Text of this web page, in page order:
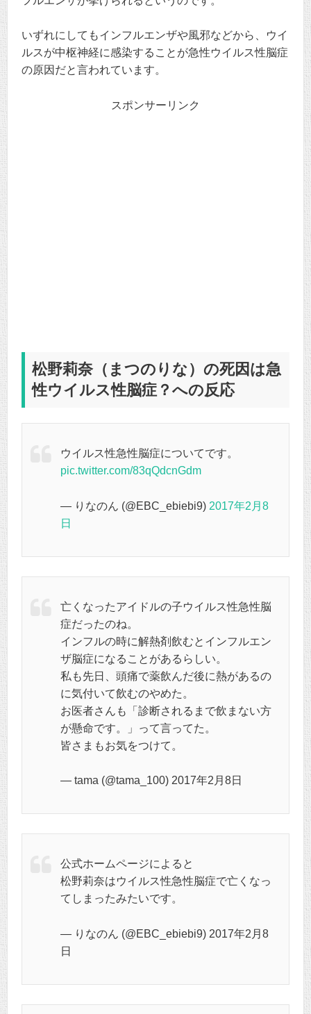
いずれにしてもインフルエンザや風邪などから、ウイ
ルスが中枢神経に感染することが急性ウイルス性脳症
の原因だと言われています。
スポンサーリンク
松野莉奈（まつのりな）の死因は急
性ウイルス性脳症？への反応
ウイルス性急性脳症についてです。
pic.twitter.com/83qQdcnGdm
— りなのん (@EBC_ebiebi9) 2017年2月8
日
亡くなったアイドルの子ウイルス性急性脳
症だったのね。
インフルの時に解熱剤飲むとインフルエン
ザ脳症になることがあるらしい。
私も先日、頭痛で薬飲んだ後に熱があるの
に気付いて飲むのやめた。
お医者さんも「診断されるまで飲まない方
が懸命です。」って言ってた。
皆さまもお気をつけて。
— tama (@tama_100) 2017年2月8日
公式ホームページによると
松野莉奈はウイルス性急性脳症で亡くなっ
てしまったみたいです。
— りなのん (@EBC_ebiebi9) 2017年2月8
日